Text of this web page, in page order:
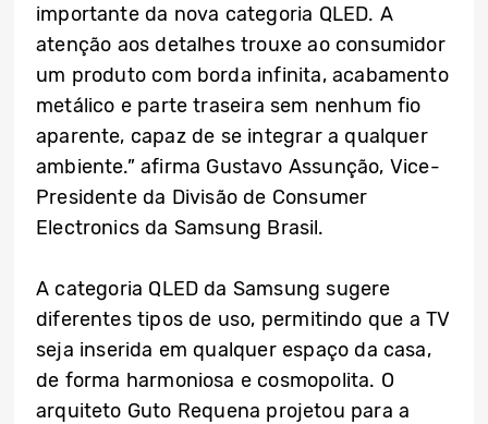
importante da nova categoria QLED. A
atenção aos detalhes trouxe ao consumidor
um produto com borda infinita, acabamento
metálico e parte traseira sem nenhum fio
aparente, capaz de se integrar a qualquer
ambiente.” afirma Gustavo Assunção, Vice-
Presidente da Divisão de Consumer
Electronics da Samsung Brasil.
A categoria QLED da Samsung sugere
diferentes tipos de uso, permitindo que a TV
seja inserida em qualquer espaço da casa,
de forma harmoniosa e cosmopolita. O
arquiteto Guto Requena projetou para a